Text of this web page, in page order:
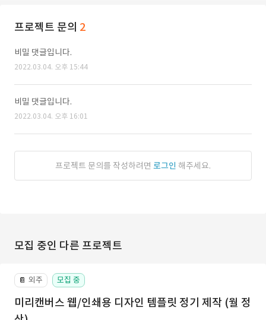
프로젝트 문의 2
비밀 댓글입니다.
2022.03.04. 오후 15:44
비밀 댓글입니다.
2022.03.04. 오후 16:01
프로젝트 문의를 작성하려면 로그인 해주세요.
모집 중인 다른 프로젝트
📔 외주 모집 중
미리캔버스 웹/인쇄용 디자인 템플릿 정기 제작 (월 정